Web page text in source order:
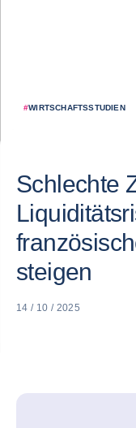
#WIRTSCHAFTSSTUDIEN
Schlechte
steigen
14 / 10 / 2025